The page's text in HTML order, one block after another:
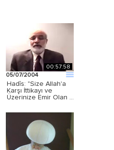
00:57:58
05/07/2004
Hadîs: "Size Allah'a
Karşı İttikayı ve
Üzerinize Emir Olan …